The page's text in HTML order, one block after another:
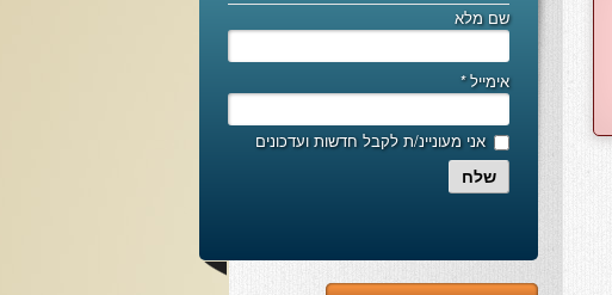
שם מלא
אימייל*
אני מעוניינ/ת לקבל חדשות ועדכונים
שלח